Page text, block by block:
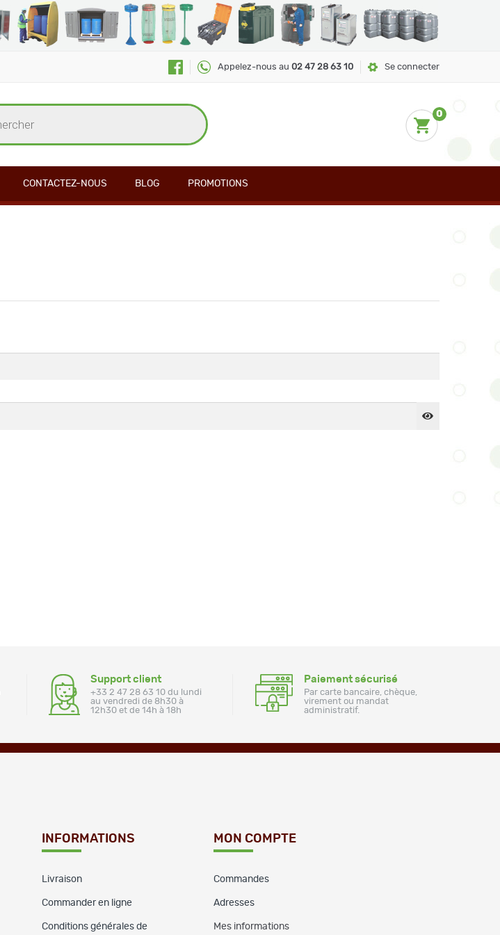
Appelez-nous au 02 47 28 63 10 Se connecter
0
CONTACTEZ-NOUS BLOG PROMOTIONS
Support client
+33 2 47 28 63 10 du lundi
au vendredi de 8h30 à
12h30 et de 14h à 18h
Paiement sécurisé
Par carte bancaire, chèque,
virement ou mandat
administratif.
INFORMATIONS
Livraison
Commander en ligne
Conditions générales de
MON COMPTE
Commandes
Adresses
Mes informations